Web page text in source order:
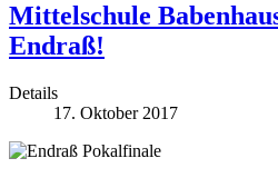
Mittelschule
Endraß!
Details
17. Oktober 2017